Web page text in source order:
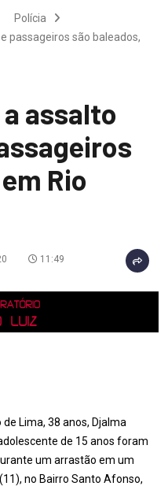
Polícia
passageiros são baleados,
assalto
Rio
11:49
Lima, 38 anos, Djalma
de 15 anos foram
um arrastão em um
no Bairro Santo Afonso,